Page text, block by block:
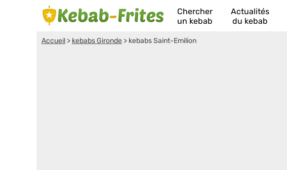
Chercher
un kebab
Actualités
du kebab
Accueil > kebabs Gironde > kebabs Saint-Emilion